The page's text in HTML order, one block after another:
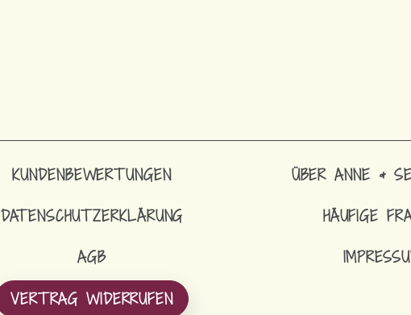
KUNDENBEWERTUNGEN
DATENSCHUTZERKLÄRUNG
AGB
VERTRAG WIDERRUFEN
ÜBER ANNE &
HÄUFIGE